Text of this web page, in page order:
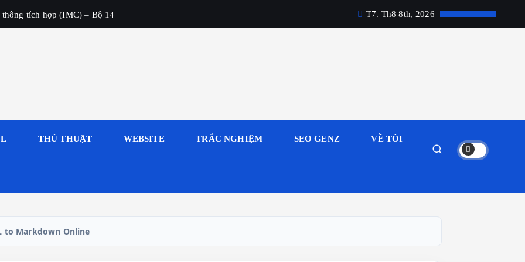
tích hợp (IMC) – Bộ 14 T7. Th8 8th, 2026
THỦ THUẬT WEBSITE TRẮC NGHIỆM SEO GENZ VỀ TÔI
to Markdown Online